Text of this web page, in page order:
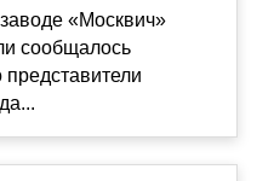
«Москвич»
сообщалось